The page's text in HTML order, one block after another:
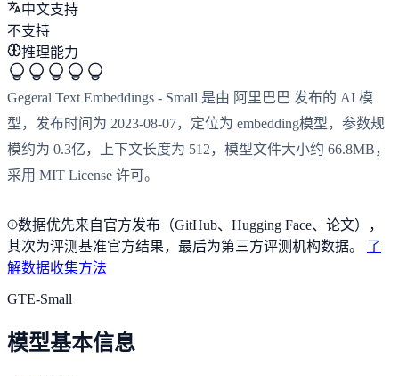
中文支持
不支持
推理能力
Gegeral Text Embeddings - Small 是由 阿里巴巴 发布的 AI 模
型，发布时间为 2023-08-07，定位为 embedding模型，参数规
模约为 0.3亿，上下文长度为 512，模型文件大小约 66.8MB，
采用 MIT License 许可。
数据优先来自官方发布（GitHub、Hugging Face、论文），
其次为评测基准官方结果，最后为第三方评测机构数据。
了
解数据收集方法
GTE-Small
模型基本信息